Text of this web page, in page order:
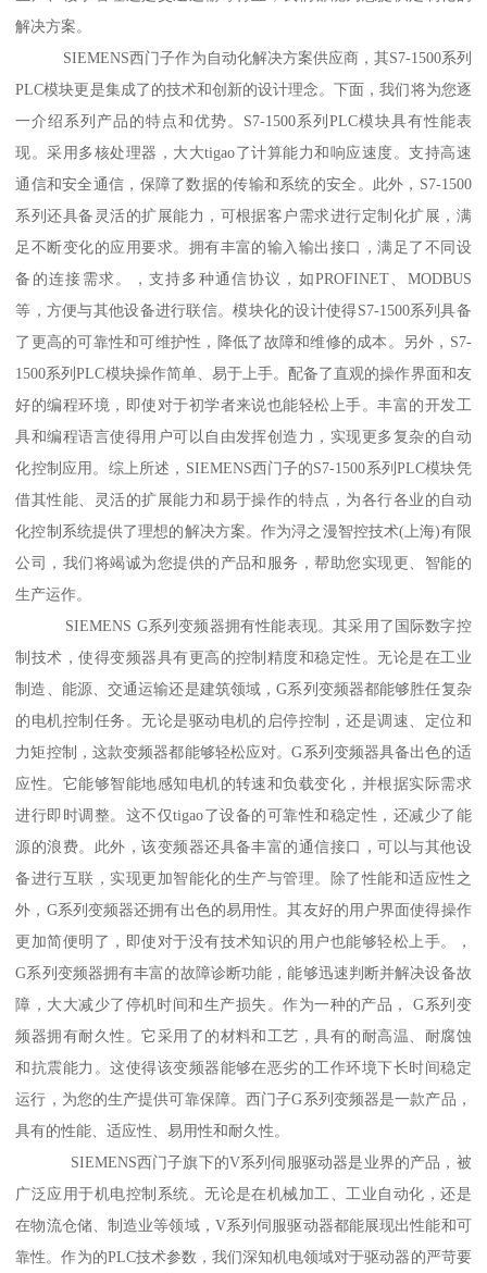
解决方案。
SIEMENS西门子作为自动化解决方案供应商，其S7-1500系列
PLC模块更是集成了的技术和创新的设计理念。下面，我们将为您逐
一介绍系列产品的特点和优势。S7-1500系列PLC模块具有性能表
现。采用多核处理器，大大tigao了计算能力和响应速度。支持高速
通信和安全通信，保障了数据的传输和系统的安全。此外，S7-1500
系列还具备灵活的扩展能力，可根据客户需求进行定制化扩展，满
足不断变化的应用要求。拥有丰富的输入输出接口，满足了不同设
备的连接需求。，支持多种通信协议，如PROFINET、MODBUS
等，方便与其他设备进行联信。模块化的设计使得S7-1500系列具备
了更高的可靠性和可维护性，降低了故障和维修的成本。另外，S7-
1500系列PLC模块操作简单、易于上手。配备了直观的操作界面和友
好的编程环境，即使对于初学者来说也能轻松上手。丰富的开发工
具和编程语言使得用户可以自由发挥创造力，实现更多复杂的自动
化控制应用。综上所述，SIEMENS西门子的S7-1500系列PLC模块凭
借其性能、灵活的扩展能力和易于操作的特点，为各行各业的自动
化控制系统提供了理想的解决方案。作为浔之漫智控技术(上海)有限
公司，我们将竭诚为您提供的产品和服务，帮助您实现更、智能的
生产运作。
SIEMENS G系列变频器拥有性能表现。其采用了国际数字控
制技术，使得变频器具有更高的控制精度和稳定性。无论是在工业
制造、能源、交通运输还是建筑领域，G系列变频器都能够胜任复杂
的电机控制任务。无论是驱动电机的启停控制，还是调速、定位和
力矩控制，这款变频器都能够轻松应对。G系列变频器具备出色的适
应性。它能够智能地感知电机的转速和负载变化，并根据实际需求
进行即时调整。这不仅tigao了设备的可靠性和稳定性，还减少了能
源的浪费。此外，该变频器还具备丰富的通信接口，可以与其他设
备进行互联，实现更加智能化的生产与管理。除了性能和适应性之
外，G系列变频器还拥有出色的易用性。其友好的用户界面使得操作
更加简便明了，即使对于没有技术知识的用户也能够轻松上手。，
G系列变频器拥有丰富的故障诊断功能，能够迅速判断并解决设备故
障，大大减少了停机时间和生产损失。作为一种的产品， G系列变
频器拥有耐久性。它采用了的材料和工艺，具有的耐高温、耐腐蚀
和抗震能力。这使得该变频器能够在恶劣的工作环境下长时间稳定
运行，为您的生产提供可靠保障。西门子G系列变频器是一款产品，
具有的性能、适应性、易用性和耐久性。
SIEMENS西门子旗下的V系列伺服驱动器是业界的产品，被
广泛应用于机电控制系统。无论是在机械加工、工业自动化，还是
在物流仓储、制造业等领域，V系列伺服驱动器都能展现出性能和可
靠性。作为的PLC技术参数，我们深知机电领域对于驱动器的严苛要